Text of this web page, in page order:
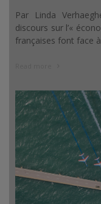
Par Linda
discours sur l’«
françaises font face